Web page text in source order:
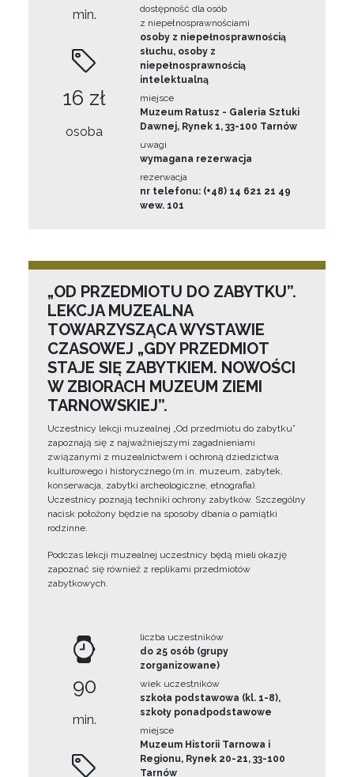
min.
16 zł
osoba
dostępność dla osób
z niepełnosprawnościami
osoby z niepełnosprawnością
słuchu, osoby z
niepełnosprawnością
intelektualną
miejsce
Muzeum Ratusz - Galeria Sztuki
Dawnej, Rynek 1, 33-100 Tarnów
uwagi
wymagana rezerwacja
rezerwacja
nr telefonu: (+48) 14 621 21 49
wew. 101
„OD PRZEDMIOTU DO ZABYTKU”.
LEKCJA MUZEALNA
TOWARZYSZĄCA WYSTAWIE
CZASOWEJ „GDY PRZEDMIOT
STAJE SIĘ ZABYTKIEM. NOWOŚCI
W ZBIORACH MUZEUM ZIEMI
TARNOWSKIEJ”.
Uczestnicy lekcji muzealnej „Od przedmiotu do zabytku”
zapoznają się z najważniejszymi zagadnieniami
związanymi z muzealnictwem i ochroną dziedzictwa
kulturowego i historycznego (m.in. muzeum, zabytek,
konserwacja, zabytki archeologiczne, etnografia).
Uczestnicy poznają techniki ochrony zabytków. Szczególny
nacisk położony będzie na sposoby dbania o pamiątki
rodzinne.
Podczas lekcji muzealnej uczestnicy będą mieli okazję
zapoznać się również z replikami przedmiotów
zabytkowych.
90
min.
liczba uczestników
do 25 osób (grupy
zorganizowane)
wiek uczestników
szkoła podstawowa (kl. 1-8),
szkoły ponadpodstawowe
miejsce
Muzeum Historii Tarnowa i
Regionu, Rynek 20-21, 33-100
Tarnów